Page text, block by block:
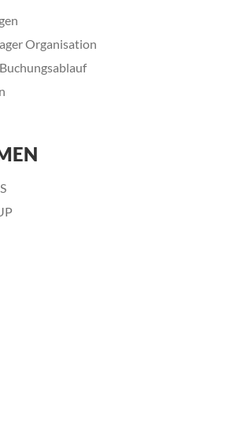
Organisation